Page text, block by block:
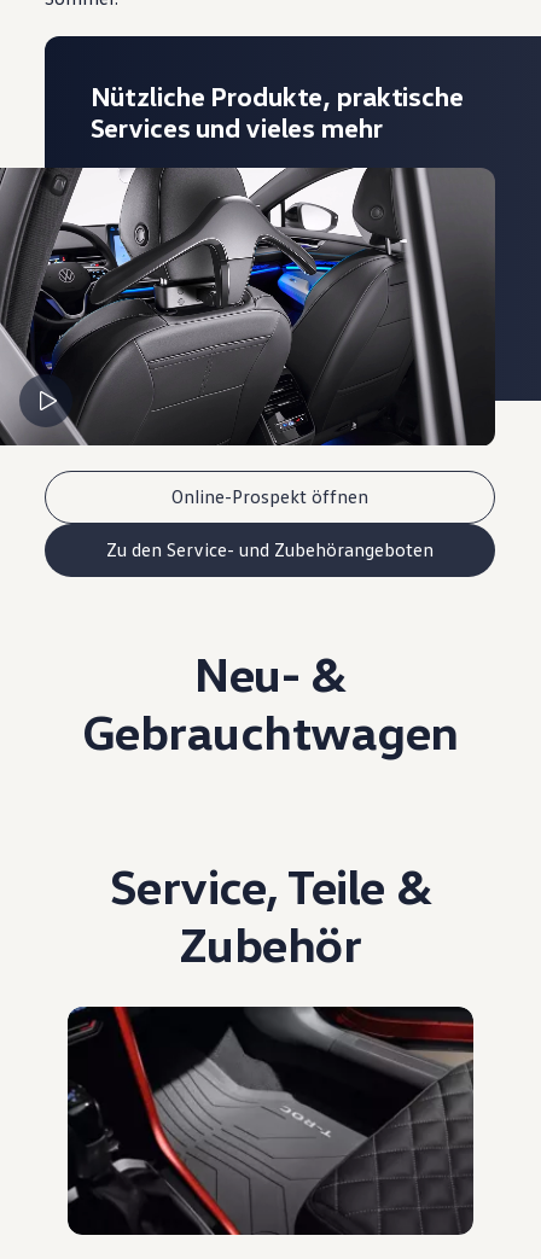
Online-Prospekt öffnen
Zu den Service- und Zubehörangeboten
Nützliche Produkte, praktische
Services und vieles mehr
Neu- &
Gebrauchtwagen
Service, Teile &
Zubehör